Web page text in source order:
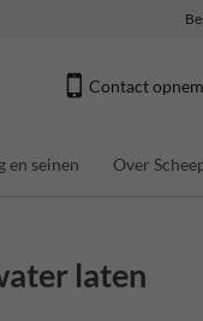
Contact
en seinen Over
laten